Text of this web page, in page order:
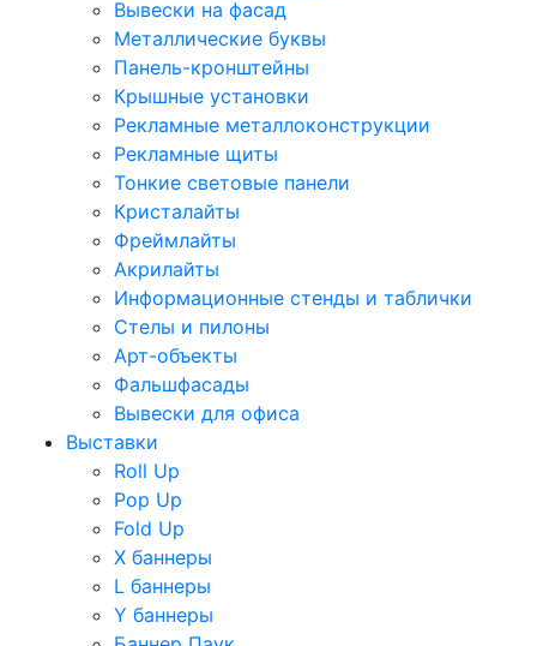
Вывески на фасад
Металлические буквы
Панель-кронштейны
Крышные установки
Рекламные металлоконструкции
Рекламные щиты
Тонкие световые панели
Кристалайты
Фреймлайты
Акрилайты
Информационные стенды и таблички
Стелы и пилоны
Арт-объекты
Фальшфасады
Вывески для офиса
Выставки
Roll Up
Pop Up
Fold Up
Х баннеры
L баннеры
Y баннеры